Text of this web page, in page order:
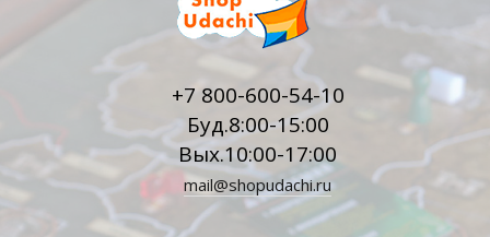
+7 800-600-54-10
Буд.8:00-15:00
Вых.10:00-17:00
mail@shopudachi.ru